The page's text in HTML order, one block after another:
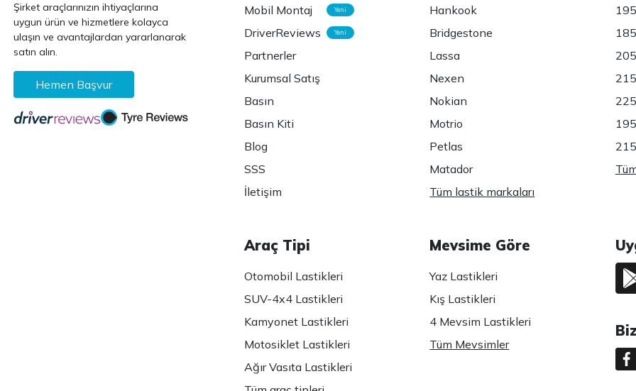
Şirket araçlarınızın ihtiyaçlarına
uygun ürün ve hizmetlere kolayca
ulaşın ve avantajlardan yararlanarak
satın alın.
Hemen Başvur
Mobil Montaj
Yeni
DriverReviews Yeni
Partnerler
Kurumsal Satış
Basın
Basın Kiti
Blog
SSS
İletişim
Hankook
Bridgestone
Lassa
Nexen
Nokian
Motrio
Petlas
Matador
Tüm lastik markaları
Araç Tipi
Otomobil Lastikleri
SUV-4x4 Lastikleri
Kamyonet Lastikleri
Motosiklet Lastikleri
Ağır Vasıta Lastikleri
Mevsime Göre
Yaz Lastikleri
Kış Lastikleri
4 Mevsim Lastikleri
Tüm Mevsimler